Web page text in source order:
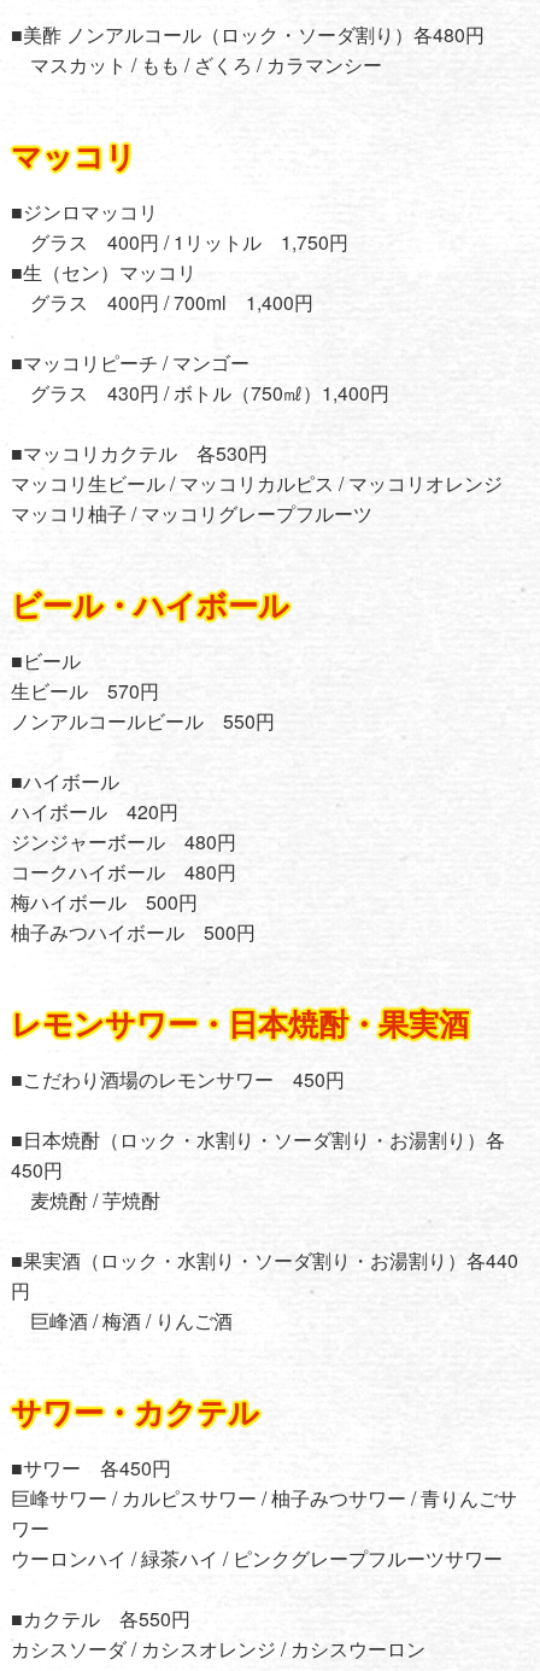
■美酢 ノンアルコール（ロック・ソーダ割り）各480円
マスカット / もも / ざくろ / カラマンシー
マッコリ
■ジンロマッコリ
グラス 400円 / 1リットル 1,750円
■生（セン）マッコリ
グラス 400円 / 700ml 1,400円
■マッコリピーチ / マンゴー
グラス 430円 / ボトル（750㎖）1,400円
■マッコリカクテル 各530円
マッコリ生ビール / マッコリカルピス / マッコリオレンジ
マッコリ柚子 / マッコリグレープフルーツ
ビール・ハイボール
■ビール
生ビール 570円
ノンアルコールビール 550円
■ハイボール
ハイボール 420円
ジンジャーボール 480円
コークハイボール 480円
梅ハイボール 500円
柚子みつハイボール 500円
レモンサワー・日本焼酎・果実酒
■こだわり酒場のレモンサワー 450円
■日本焼酎（ロック・水割り・ソーダ割り・お湯割り）各
450円
麦焼酎 / 芋焼酎
■果実酒（ロック・水割り・ソーダ割り・お湯割り）各440
円
巨峰酒 / 梅酒 / りんご酒
サワー・カクテル
■サワー 各450円
巨峰サワー / カルピスサワー / 柚子みつサワー / 青りんごサ
ワー
ウーロンハイ / 緑茶ハイ / ピンクグレープフルーツサワー
■カクテル 各550円
カシスソーダ / カシスオレンジ / カシスウーロン